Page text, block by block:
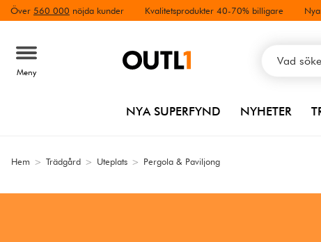
Över 560 000 nöjda kunder Kvalitetsprodukter 40-70% billigare
Meny
NYA SUPERFYND NYHETER
Hem > Trädgård > Uteplats > Pergola & Paviljong